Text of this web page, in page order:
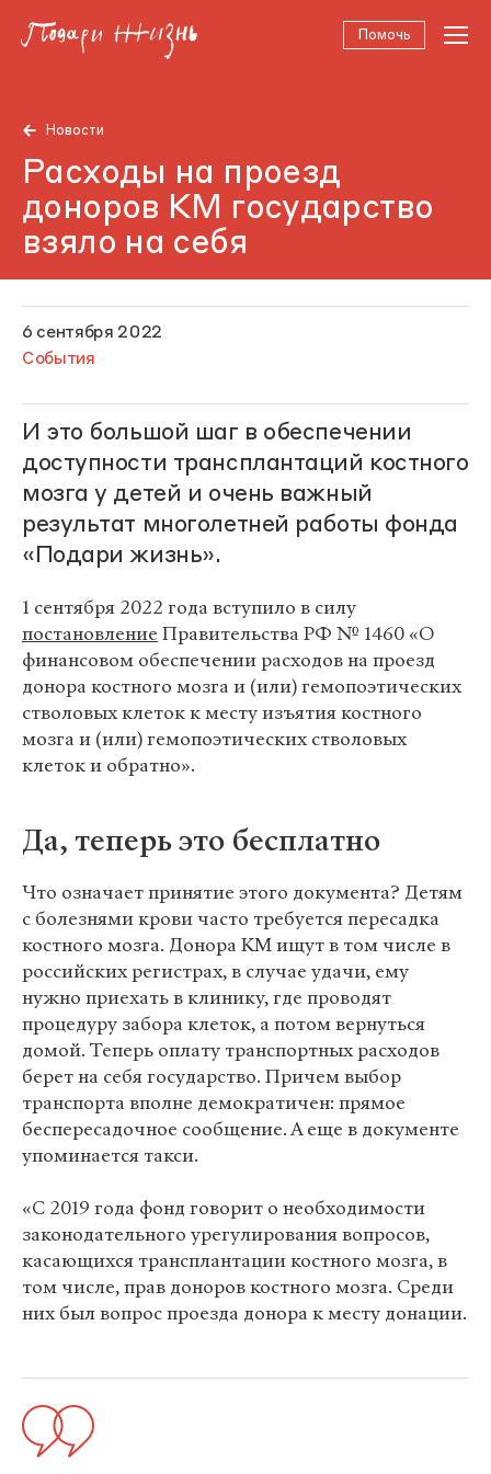
Помочь
Новости
Расходы на проезд
доноров КМ государство
взяло на себя
6 сентября 2022
События
И это большой шаг в обеспечении
доступности трансплантаций костного
мозга у детей и очень важный
результат многолетней работы фонда
«Подари жизнь».
1 сентября 2022 года вступило в силу
постановление Правительства РФ № 1460 «О
финансовом обеспечении расходов на проезд
донора костного мозга и (или) гемопоэтических
стволовых клеток к месту изъятия костного
мозга и (или) гемопоэтических стволовых
клеток и обратно».
Да, теперь это бесплатно
Что означает принятие этого документа? Детям
с болезнями крови часто требуется пересадка
костного мозга. Донора КМ ищут в том числе в
российских регистрах, в случае удачи, ему
нужно приехать в клинику, где проводят
процедуру забора клеток, а потом вернуться
домой. Теперь оплату транспортных расходов
берет на себя государство. Причем выбор
транспорта вполне демократичен: прямое
беспересадочное сообщение. А еще в документе
упоминается такси.
«С 2019 года фонд говорит о необходимости
законодательного урегулирования вопросов,
касающихся трансплантации костного мозга, в
том числе, прав доноров костного мозга. Среди
них был вопрос проезда донора к месту донации.